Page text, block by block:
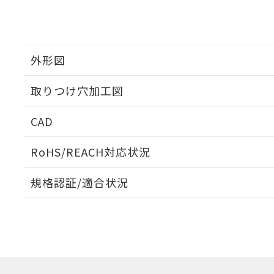
外形図
取りつけ穴加工図
CAD
RoHS/REACH対応状況
EU RoHS 注意事項・凡例
規格認証/適合状況